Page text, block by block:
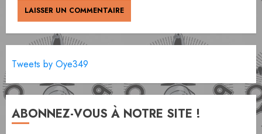
Tweets by Oye349
ABONNEZ-VOUS À NOTRE SITE !